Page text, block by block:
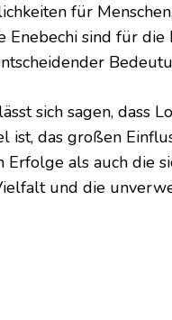
für
Enebechi sind für
sich sagen, dass
ist, das großen
Erfolge als auch die
und die